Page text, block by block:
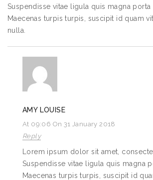
Suspendisse vitae ligula quis magna porta
Maecenas turpis turpis, suscipit id quam
nulla.
AMY LOUISE
At 09:06 On 31 January 2018
Reply
Lorem ipsum dolor sit amet,
Suspendisse vitae ligula quis magna
Maecenas turpis turpis, suscipit id